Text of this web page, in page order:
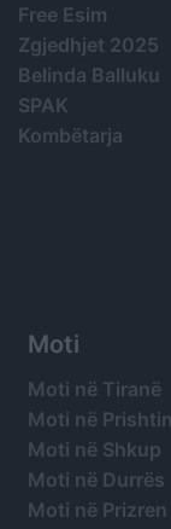
Free Esim
Zgjedhjet 2025
Belinda Balluku
SPAK
Kombëtarja
Moti
Moti në Tiranë
Moti në
Moti në Shkup
Moti në Durrës
Moti në Prizren